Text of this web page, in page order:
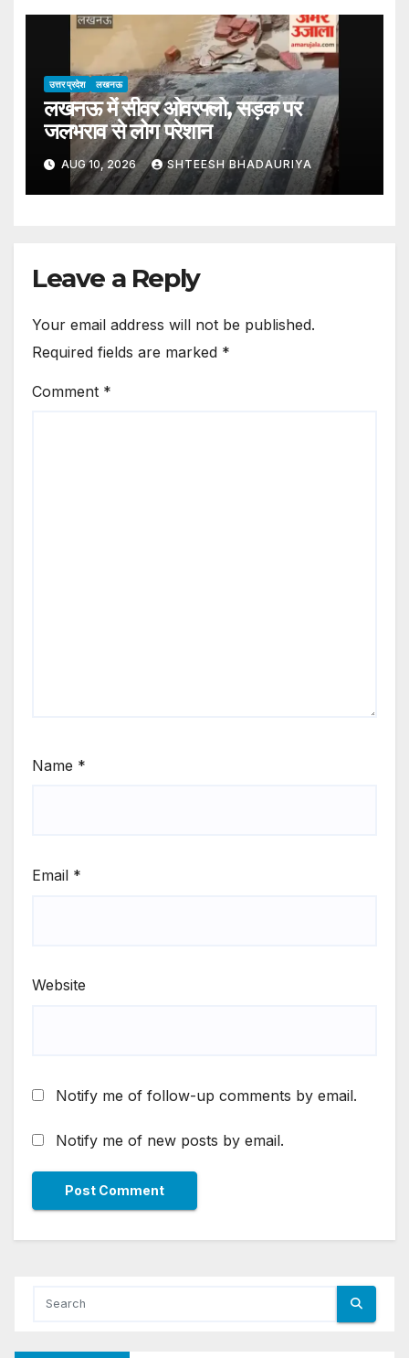
Associates Due To A Personal
Enmity
उत्तर प्रदेश लखनऊ
लखनऊ में सीवर ओवरफ्लो, सड़क पर
जलभराव से लोग परेशान
AUG 10, 2026 SHTEESH BHADAURIYA
Leave a Reply
Your email address will not be published.
Required fields are marked *
Comment *
Name *
Email *
Website
Notify me of follow-up comments by email.
Notify me of new posts by email.